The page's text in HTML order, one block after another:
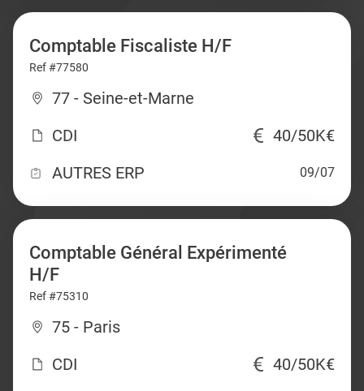
Comptable Fiscaliste H/F
Ref #77580
77 - Seine-et-Marne
CDI
40/50K€
AUTRES ERP
09/07
Comptable Général Expérimenté
H/F
Ref #75310
75 - Paris
CDI
40/50K€